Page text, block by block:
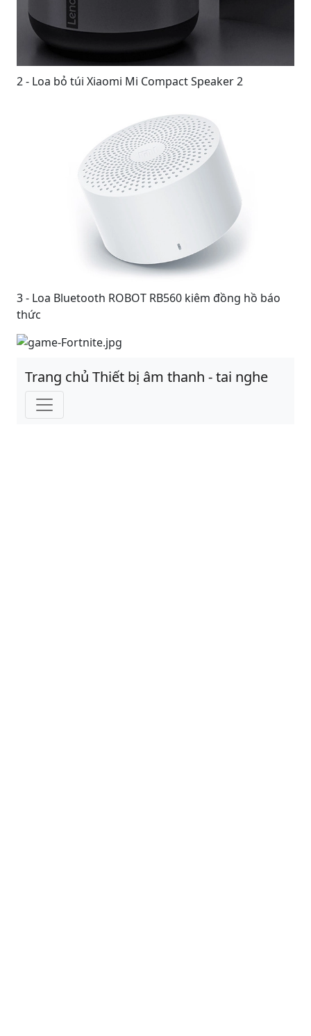
2 - Loa bỏ túi Xiaomi Mi Compact Speaker 2
3 - Loa Bluetooth ROBOT RB560 kiêm đồng hồ báo
thức
Trang chủ Thiết bị âm thanh - tai nghe